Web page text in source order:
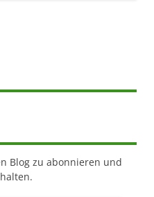
Blog zu abonnieren und